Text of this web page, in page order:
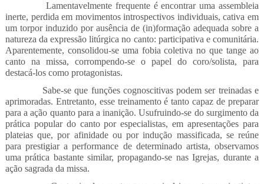
Lamentavelmente frequente é encontrar uma assembleia
inerte, perdida em movimentos introspectivos individuais, cativa em
um torpor induzido por ausência de (in)formação adequada sobre a
natureza da expressão litúrgica no canto: participativa e comunitária.
Aparentemente, consolidou-se uma fobia coletiva no que tange ao
canto na missa, corrompendo-se o papel do coro/solista, para
destacá-los como protagonistas.
Sabe-se que funções cognoscitivas podem ser treinadas e
aprimoradas. Entretanto, esse treinamento é tanto capaz de preparar
para a ação quanto para a inanição. Usufruindo-se do surgimento da
prática popular do canto por especialistas, em apresentações para
plateias que, por afinidade ou por indução massificada, se reúne
para prestigiar a performance de determinado artista, observamos
uma prática bastante similar, propagando-se nas Igrejas, durante a
ação sagrada da missa.